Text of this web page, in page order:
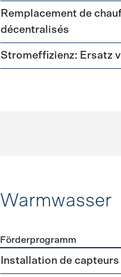
Remplacement de
décentralisés
Stromeffizienz: Ersatz
Warmwasser
Förderprogramme
Förderprogramm
Installation de